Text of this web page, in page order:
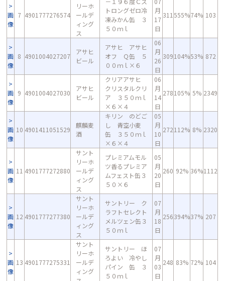
画
像
7 4901777276574
リーホ
ールデ
ィング
ス
トロングゼロ冷
凍みかん缶 ３
５０ｍｌ
月
17
日
311 555%74% 103
画
像
8 4901004027207
アサヒ
ビール
アサヒ アサヒ
オフ Ｑ缶 ５
００ｍｌ×６
06
月
26
日
309104%53% 872
画
像
9 4901004027030
アサヒ
ビール
クリアアサヒ
クリスタルクリ
ア ３５０ｍｌ
×６×４
06
月
14
日
278105% 5% 2349
画
像
10 4901411051529
麒麟麦
酒
キリン のどご
し 青空小麦
缶 ３５０ｍｌ
×６×４
05
月
10
日
272112% 8% 2320
画
像
11 4901777272880
サント
リーホ
ールデ
ィング
ス
プレミアムモル
ツ香るプレミア
ムフェスト缶３
５０×６
05
月
20
日
260 92% 36%1112
画
像
12 4901777277380
サント
リーホ
ールデ
ィング
ス
サントリー ク
ラフトセレクト
メルツェン缶３
５０ｍｌ
07
月
18
日
256394%37% 207
画
像
13 4901777275331
サント
リーホ
ールデ
ィング
サントリー ほ
ろよい 冷やし
パイン 缶 ３
５０ｍｌ
07
月
03
日
248 83% 72% 104